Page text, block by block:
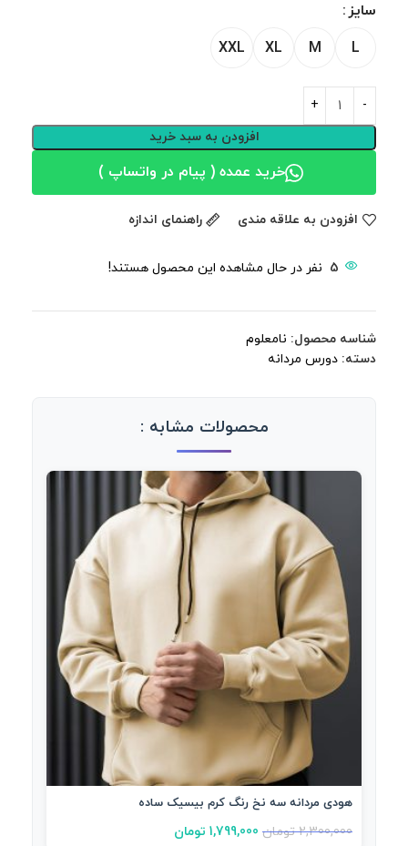
سایز
L
M
XL
XXL
افزودن به سبد خرید
خرید عمده ( پیام در واتساپ )
افزودن به علاقه مندی راهنمای اندازه
5 نفر در حال مشاهده این محصول هستند!
شناسه محصول: نامعلوم
دسته: دورس مردانه
محصولات مشابه :
هودی مردانه سه نخ رنگ کرم بیسیک ساده
2,300,000 تومان 1,799,000 تومان